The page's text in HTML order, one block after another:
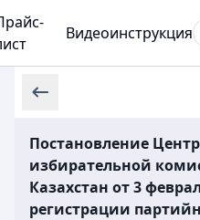
Видеоинструкция
Постановление
избирательной
Казахстан от 3
регистрации